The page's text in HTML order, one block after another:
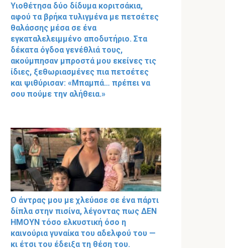
Υιοθέτησα δύο δίδυμα κοριτσάκια,
αφού τα βρήκα τυλιγμένα με πετσέτες
θαλάσσης μέσα σε ένα
εγκαταλελειμμένο αποδυτήριο. Στα
δέκατα όγδοα γενέθλιά τους,
ακούμπησαν μπροστά μου εκείνες τις
ίδιες, ξεθωριασμένες πια πετσέτες
και ψιθύρισαν: «Μπαμπά… πρέπει να
σου πούμε την αλήθεια.»
Ο άντρας μου με χλεύασε σε ένα πάρτι
δίπλα στην πισίνα, λέγοντας πως ΔΕΝ
ΗΜΟΥΝ τόσο ελκυστική όσο η
καινούρια γυναίκα του αδελφού του —
κι έτσι του έδειξα τη θέση του.